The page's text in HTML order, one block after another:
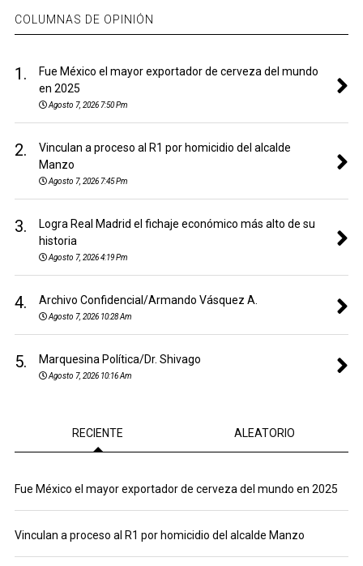
COLUMNAS DE OPINIÓN
1.
Fue México el mayor exportador de cerveza del mundo
en 2025
Agosto 7, 2026 7:50 Pm
2.
Vinculan a proceso al R1 por homicidio del alcalde
Manzo
Agosto 7, 2026 7:45 Pm
3.
Logra Real Madrid el fichaje económico más alto de su
historia
Agosto 7, 2026 4:19 Pm
4. Archivo Confidencial/Armando Vásquez A.
Agosto 7, 2026 10:28 Am
5. Marquesina Política/Dr. Shivago
Agosto 7, 2026 10:16 Am
RECIENTE ALEATORIO
Fue México el mayor exportador de cerveza del mundo en 2025
Vinculan a proceso al R1 por homicidio del alcalde Manzo